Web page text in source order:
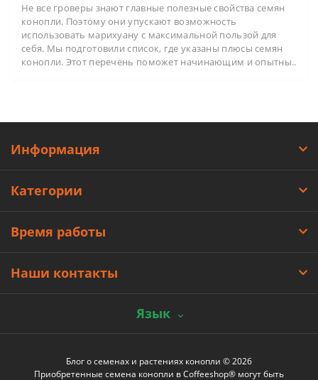
Не все гроверы знают главные полезные свойства семян
конопли. Поэтому они упускают возможность
использовать марихуану с максимальной пользой для
себя. Мы подготовили список, где указаны плюсы семян
конопли. Этот перечень поможет начинающим и опытны..
Информация
Категории
Время работы
Наши контакты
Язык
Блог о семенах и растениях конопли © 2026
Приобретенные семена конопли в Coffeeshop® могут быть